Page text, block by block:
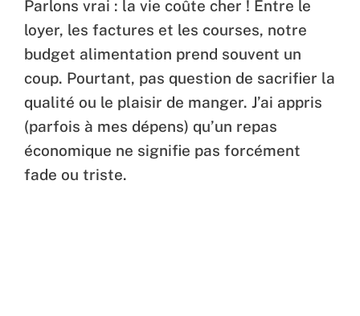
Parlons vrai : la vie coûte cher ! Entre le
loyer, les factures et les courses, notre
budget alimentation prend souvent un
coup. Pourtant, pas question de sacrifier la
qualité ou le plaisir de manger. J’ai appris
(parfois à mes dépens) qu’un repas
économique ne signifie pas forcément
fade ou triste.